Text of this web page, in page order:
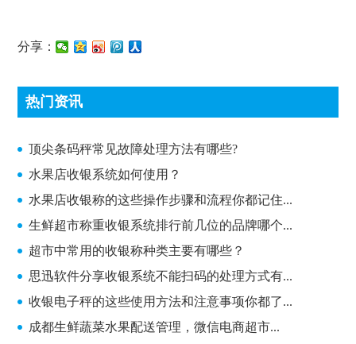
分享：
热门资讯
顶尖条码秤常见故障处理方法有哪些?
顶尖条码秤常见故障处理方法有哪些?
水果店收银系统如何使用？
水果店收银称的这些操作步骤和流程你都记住...
生鲜超市称重收银系统排行前几位的品牌哪个...
超市中常用的收银称种类主要有哪些？
思迅软件分享收银系统不能扫码的处理方式有...
收银电子秤的这些使用方法和注意事项你都了...
成都生鲜蔬菜水果配送管理，微信电商超市...